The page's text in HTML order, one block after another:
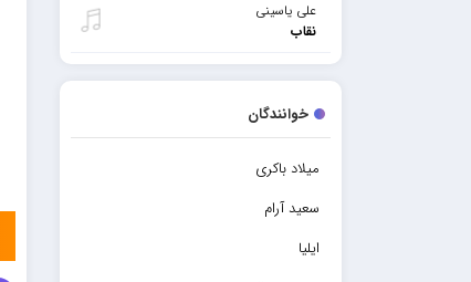
علی یاسینی
نقاب
خوانندگان
میلاد باکری
سعید آرام
ایلیا